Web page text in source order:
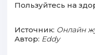
Пользуйтесь на
Источник: Онлайн
Автор: Eddy